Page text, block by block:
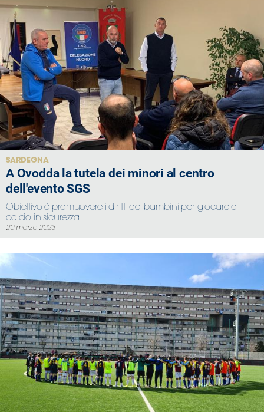
SARDEGNA
A Ovodda la tutela dei minori al centro
dell'evento SGS
Obiettivo è promuovere i diritti dei bambini per giocare a
calcio in sicurezza
20 marzo 2023